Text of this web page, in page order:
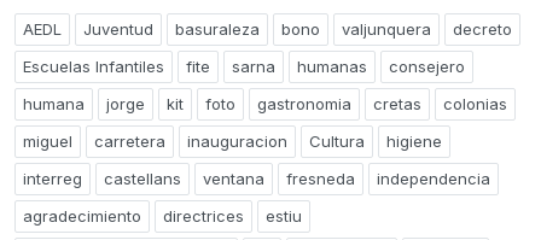
AEDL Juventud basuraleza bono valjunquera
decreto
Escuelas Infantiles
fite sarna humanas
consejero
humana
jorge kit foto gastronomia cretas
colonias
miguel
carretera inauguracion Cultura
higiene
interreg
castellans ventana fresneda
independencia
agradecimiento
directrices
estiu